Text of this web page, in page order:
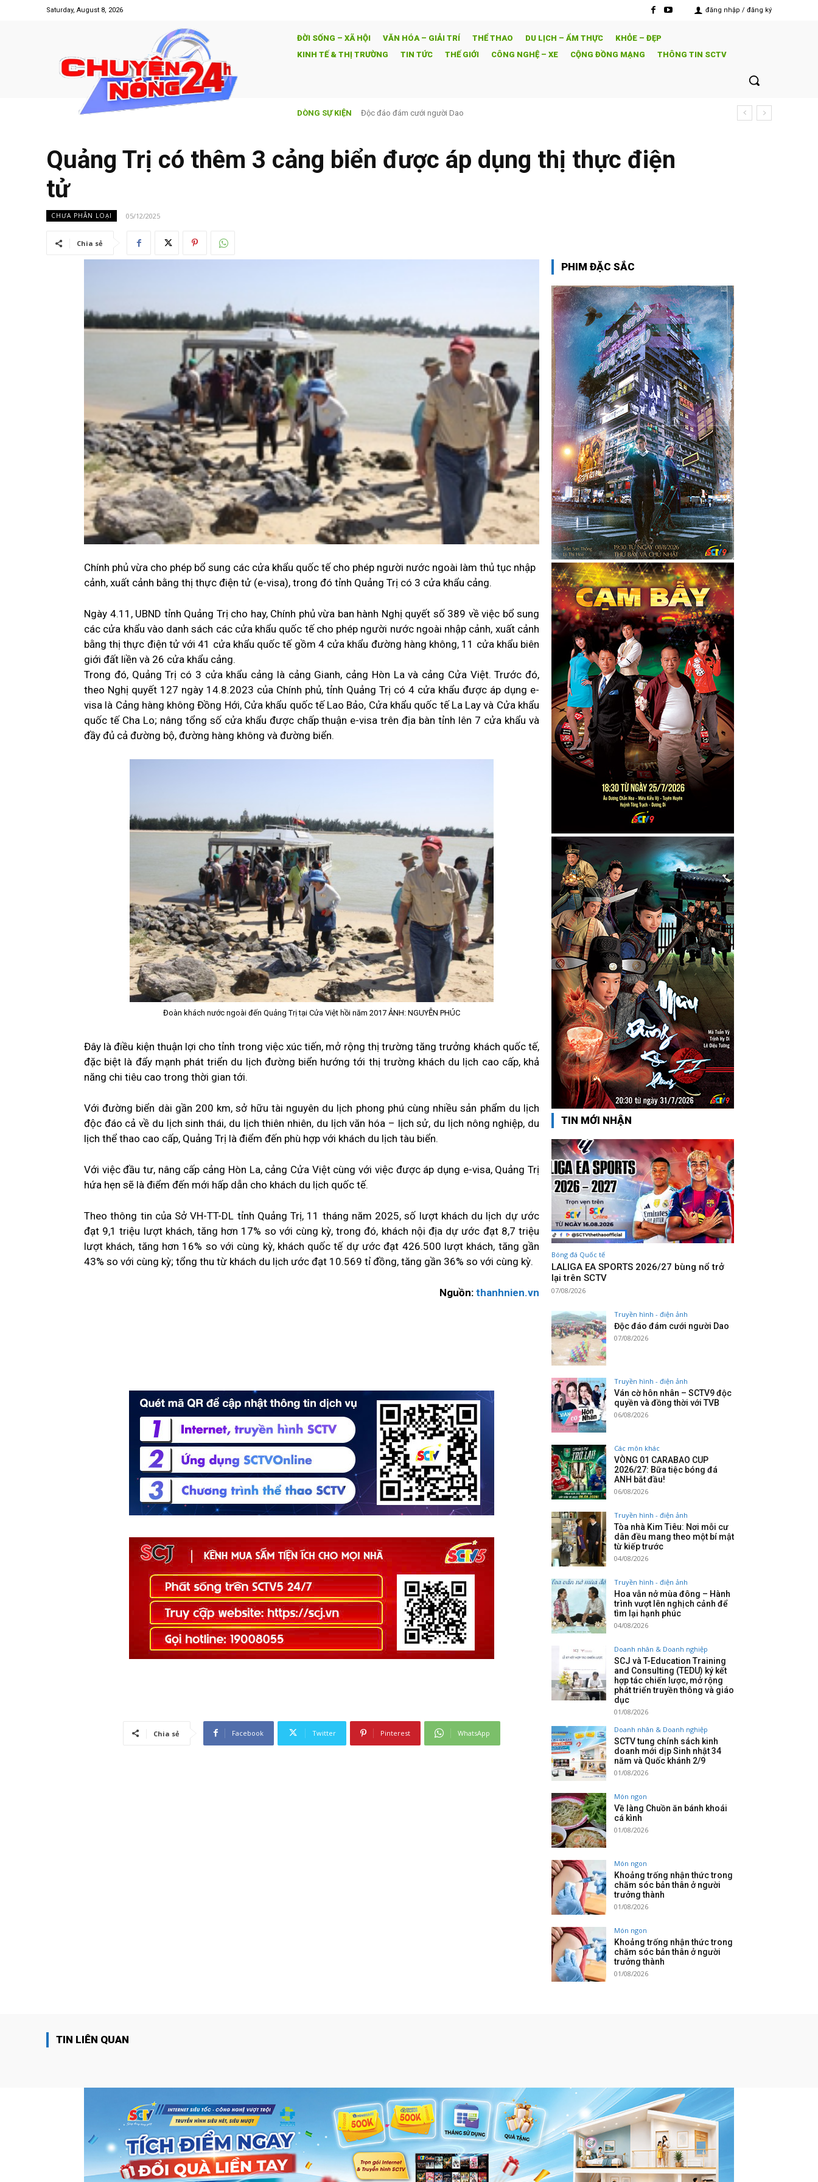
Saturday, August 8, 2026 đăng nhập / đăng ký
ĐỜI SỐNG – XÃ HỘI VĂN HÓA – GIẢI TRÍ THỂ THAO DU LỊCH – ẨM THỰC
KHỎE – ĐẸP
KINH TẾ & THỊ TRƯỜNG
TIN TỨC THẾ GIỚI CÔNG NGHỆ – XE CỘNG ĐỒNG MẠNG THÔNG TIN SCTV
DÒNG SỰ KIỆNĐộc đáo đám cưới người Dao
Ván cờ hôn nhân – SCTV9 độc quyền và đồng thời với TVB
Quảng Trị có thêm 3 cảng biển được áp dụng thị thực điện
tử
CHƯA PHÂN LOẠI 05/12/2025
Chia sẻ
Chính phủ vừa cho phép bổ sung các cửa khẩu quốc tế cho phép người nước ngoài làm thủ tục nhập
cảnh, xuất cảnh bằng thị thực điện tử (e-visa), trong đó tỉnh Quảng Trị có 3 cửa khẩu cảng.
Ngày 4.11, UBND tỉnh Quảng Trị cho hay, Chính phủ vừa ban hành Nghị quyết số 389 về việc bổ sung
các cửa khẩu vào danh sách các cửa khẩu quốc tế cho phép người nước ngoài nhập cảnh, xuất cảnh
bằng thị thực điện tử với 41 cửa khẩu quốc tế gồm 4 cửa khẩu đường hàng không, 11 cửa khẩu biên
giới đất liền và 26 cửa khẩu cảng.
Trong đó, Quảng Trị có 3 cửa khẩu cảng là cảng Gianh, cảng Hòn La và cảng Cửa Việt. Trước đó,
theo Nghị quyết 127 ngày 14.8.2023 của Chính phủ, tỉnh Quảng Trị có 4 cửa khẩu được áp dụng e-
visa là Cảng hàng không Đồng Hới, Cửa khẩu quốc tế Lao Bảo, Cửa khẩu quốc tế La Lay và Cửa khẩu
quốc tế Cha Lo; nâng tổng số cửa khẩu được chấp thuận e-visa trên địa bàn tỉnh lên 7 cửa khẩu và
đầy đủ cả đường bộ, đường hàng không và đường biển.
Đoàn khách nước ngoài đến Quảng Trị tại Cửa Việt hồi năm 2017 ẢNH: NGUYỄN PHÚC
Đây là điều kiện thuận lợi cho tỉnh trong việc xúc tiến, mở rộng thị trường tăng trưởng khách quốc tế,
đặc biệt là đẩy mạnh phát triển du lịch đường biển hướng tới thị trường khách du lịch cao cấp, khả
năng chi tiêu cao trong thời gian tới.
Với đường biển dài gần 200 km, sở hữu tài nguyên du lịch phong phú cùng nhiều sản phẩm du lịch
độc đáo cả về du lịch sinh thái, du lịch thiên nhiên, du lịch văn hóa – lịch sử, du lịch nông nghiệp, du
lịch thể thao cao cấp, Quảng Trị là điểm đến phù hợp với khách du lịch tàu biển.
Với việc đầu tư, nâng cấp cảng Hòn La, cảng Cửa Việt cùng với việc được áp dụng e-visa, Quảng Trị
hứa hẹn sẽ là điểm đến mới hấp dẫn cho khách du lịch quốc tế.
Theo thông tin của Sở VH-TT-DL tỉnh Quảng Trị, 11 tháng năm 2025, số lượt khách du lịch dự ước
đạt 9,1 triệu lượt khách, tăng hơn 17% so với cùng kỳ, trong đó, khách nội địa dự ước đạt 8,7 triệu
lượt khách, tăng hơn 16% so với cùng kỳ, khách quốc tế dự ước đạt 426.500 lượt khách, tăng gần
43% so với cùng kỳ; tổng thu từ khách du lịch ước đạt 10.569 tỉ đồng, tăng gần 36% so với cùng kỳ.
Nguồn: thanhnien.vn
Chia sẻ Facebook Twitter Pinterest WhatsApp
PHIM ĐẶC SẮC
TIN MỚI NHẬN
Bóng đá Quốc tế
LALIGA EA SPORTS 2026/27 bùng nổ trở
lại trên SCTV
07/08/2026
Truyền hình - điện ảnh
Độc đáo đám cưới người Dao
07/08/2026
Truyền hình - điện ảnh
Ván cờ hôn nhân – SCTV9 độc
quyền và đồng thời với TVB
06/08/2026
Các môn khác
VÒNG 01 CARABAO CUP
2026/27: Bữa tiệc bóng đá
ANH bắt đầu!
06/08/2026
Truyền hình - điện ảnh
Tòa nhà Kim Tiêu: Nơi mỗi cư
dân đều mang theo một bí mật
từ kiếp trước
04/08/2026
Truyền hình - điện ảnh
Hoa vẫn nở mùa đông – Hành
trình vượt lên nghịch cảnh để
tìm lại hạnh phúc
04/08/2026
Doanh nhân & Doanh nghiệp
SCJ và T-Education Training
and Consulting (TEDU) ký kết
hợp tác chiến lược, mở rộng
phát triển truyền thông và giáo
dục
01/08/2026
Doanh nhân & Doanh nghiệp
SCTV tung chính sách kinh
doanh mới dịp Sinh nhật 34
năm và Quốc khánh 2/9
01/08/2026
Món ngon
Về làng Chuồn ăn bánh khoái
cá kình
01/08/2026
Món ngon
Khoảng trống nhận thức trong
chăm sóc bản thân ở người
trưởng thành
01/08/2026
Món ngon
Khoảng trống nhận thức trong
chăm sóc bản thân ở người
trưởng thành
01/08/2026
TIN LIÊN QUAN